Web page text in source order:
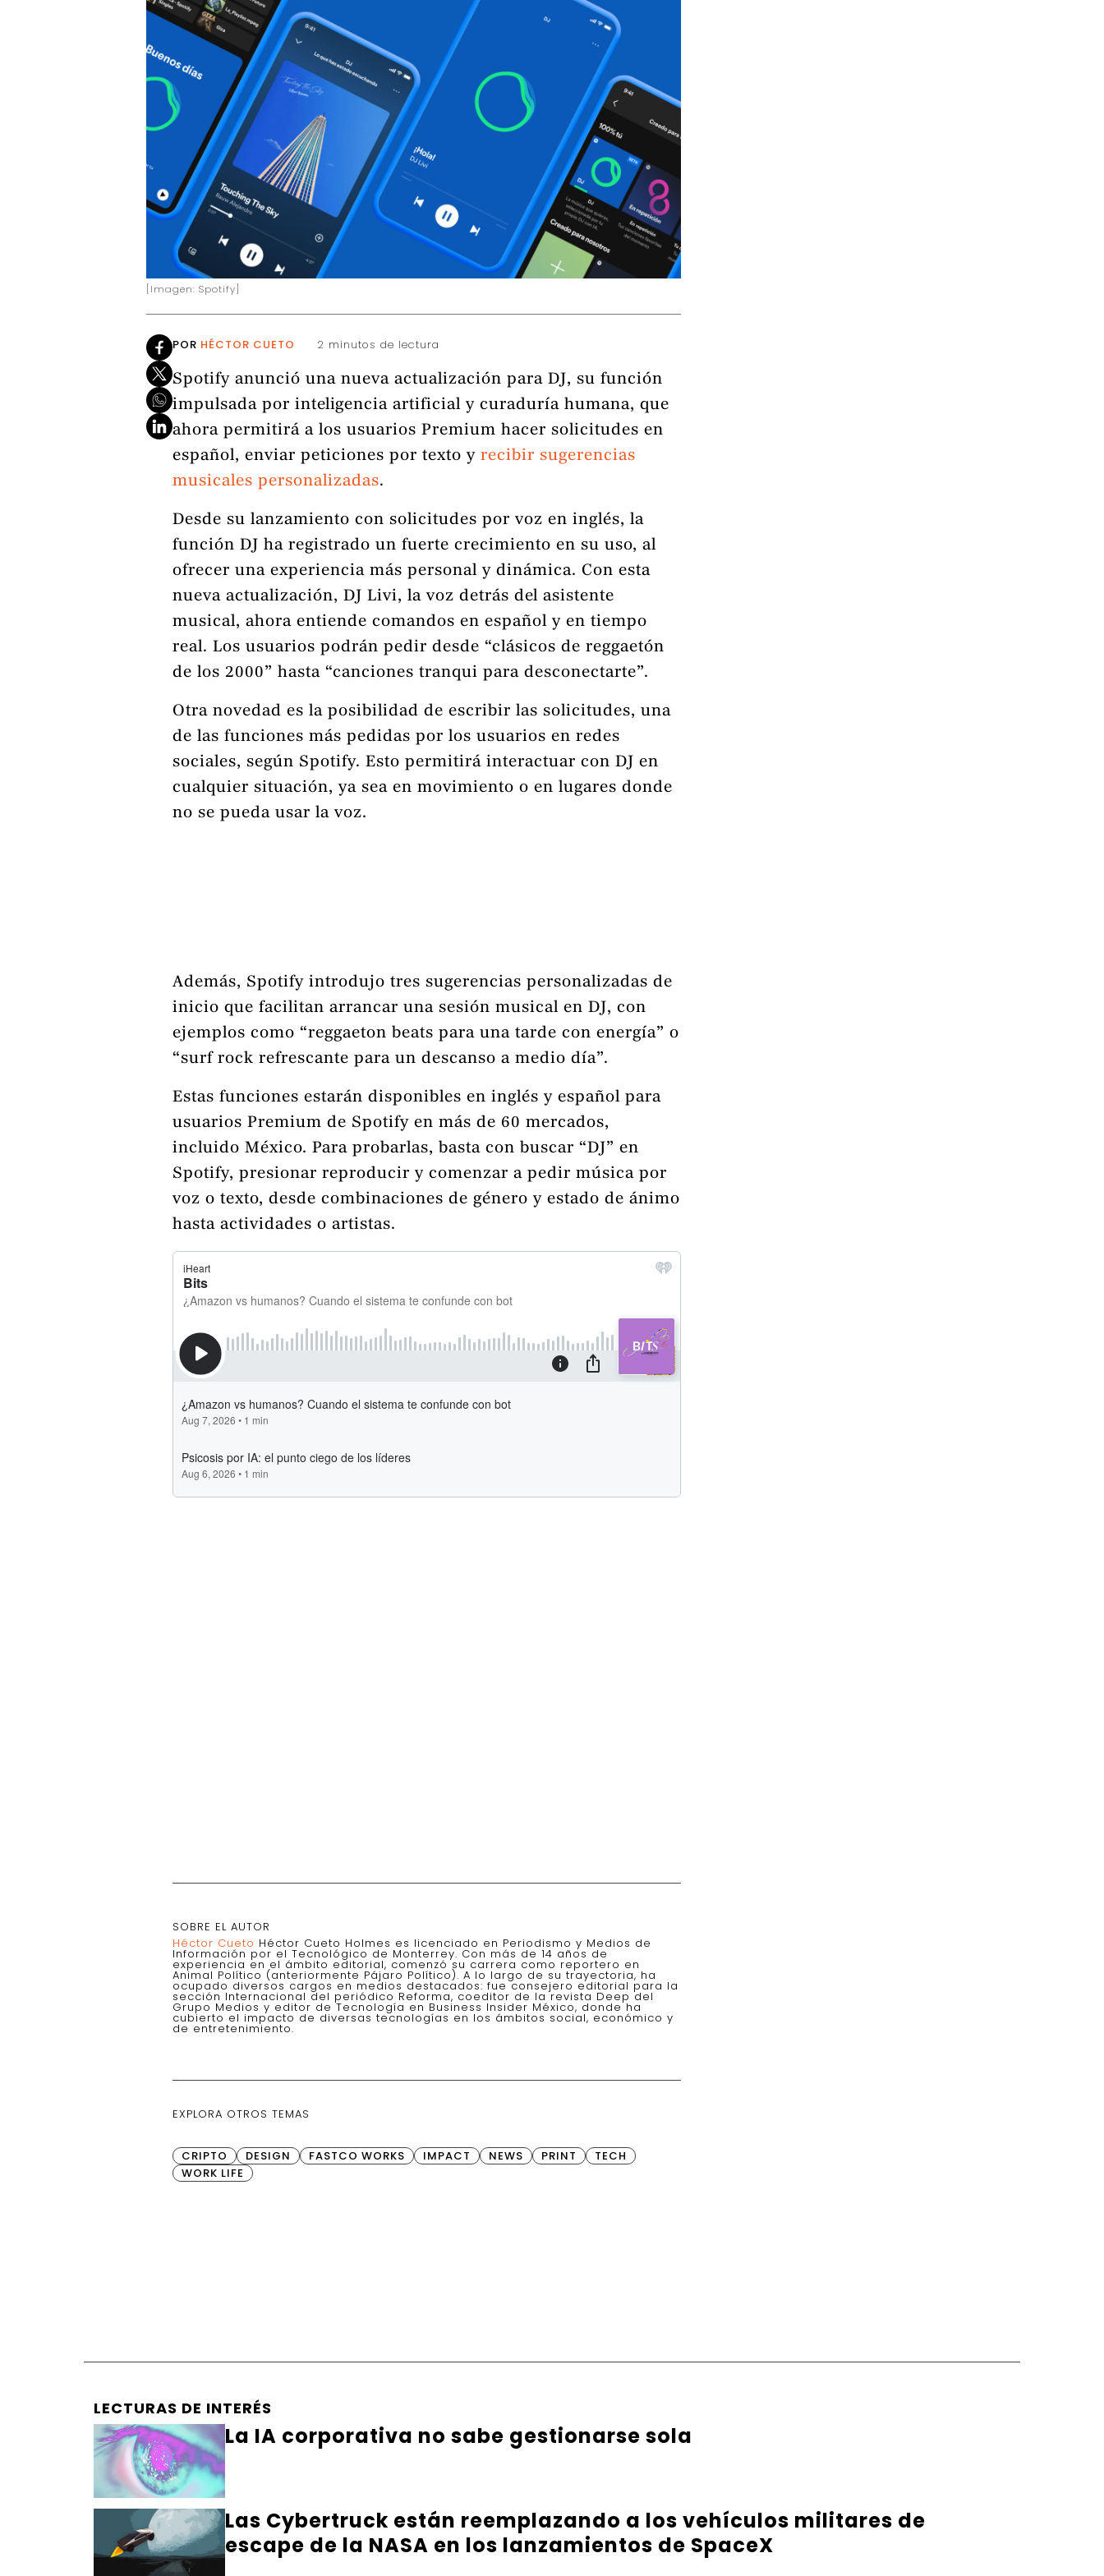
[Imagen: Spotify]
POR HÉCTOR CUETO 2 minutos de lectura
Spotify anunció una nueva actualización para DJ, su función
impulsada por inteligencia artificial y curaduría humana, que
ahora permitirá a los usuarios Premium hacer solicitudes en
español, enviar peticiones por texto y recibir sugerencias
musicales personalizadas.
Desde su lanzamiento con solicitudes por voz en inglés, la
función DJ ha registrado un fuerte crecimiento en su uso, al
ofrecer una experiencia más personal y dinámica. Con esta
nueva actualización, DJ Livi, la voz detrás del asistente
musical, ahora entiende comandos en español y en tiempo
real. Los usuarios podrán pedir desde “clásicos de reggaetón
de los 2000” hasta “canciones tranqui para desconectarte”.
Otra novedad es la posibilidad de escribir las solicitudes, una
de las funciones más pedidas por los usuarios en redes
sociales, según Spotify. Esto permitirá interactuar con DJ en
cualquier situación, ya sea en movimiento o en lugares donde
no se pueda usar la voz.
Además, Spotify introdujo tres sugerencias personalizadas de
inicio que facilitan arrancar una sesión musical en DJ, con
ejemplos como “reggaeton beats para una tarde con energía” o
“surf rock refrescante para un descanso a medio día”.
Estas funciones estarán disponibles en inglés y español para
usuarios Premium de Spotify en más de 60 mercados,
incluido México. Para probarlas, basta con buscar “DJ” en
Spotify, presionar reproducir y comenzar a pedir música por
voz o texto, desde combinaciones de género y estado de ánimo
hasta actividades o artistas.
SOBRE EL AUTOR
Héctor Cueto Héctor Cueto Holmes es licenciado en Periodismo y Medios de
Información por el Tecnológico de Monterrey. Con más de 14 años de
experiencia en el ámbito editorial, comenzó su carrera como reportero en
Animal Político (anteriormente Pájaro Político). A lo largo de su trayectoria, ha
ocupado diversos cargos en medios destacados: fue consejero editorial para la
sección Internacional del periódico Reforma, coeditor de la revista Deep del
Grupo Medios y editor de Tecnología en Business Insider México, donde ha
cubierto el impacto de diversas tecnologías en los ámbitos social, económico y
de entretenimiento.
EXPLORA OTROS TEMAS
CRIPTO DESIGN FASTCO WORKS IMPACT NEWS PRINT
TECH
WORK LIFE
LECTURAS DE INTERÉS
La IA corporativa no sabe gestionarse sola
Las Cybertruck están reemplazando a los vehículos militares de
escape de la NASA en los lanzamientos de SpaceX